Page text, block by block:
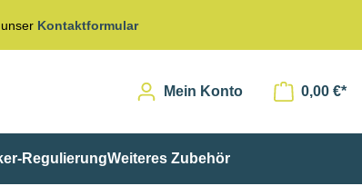
Kontaktformular
Mein Konto 0,00 €*
RegulierungWeiteres Zubehör